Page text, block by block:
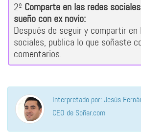
2º Comparte en las redes
sueño con ex novio:
Después de seguir y compartir en
sociales, publica lo que soñaste
comentarios.
Interpretado por: Jesús
CEO de Soñar.com